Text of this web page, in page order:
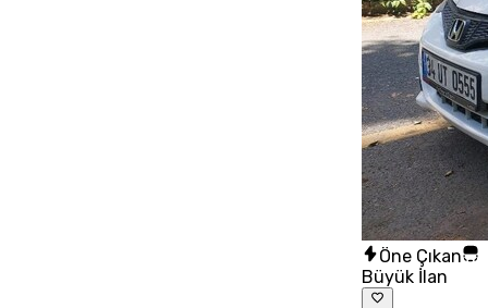
Öne Çıkan
Büyük İlan